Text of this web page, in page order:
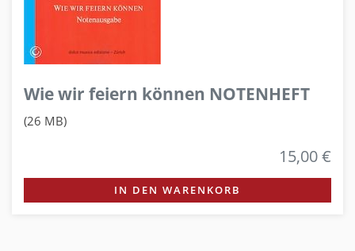
Wie wir feiern können NOTENHEFT
(26 MB)
15,00 €
IN DEN WARENKORB